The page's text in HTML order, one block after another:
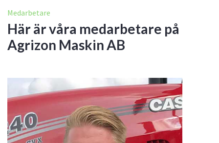
Medarbetare
Här är våra medarbetare på
Agrizon Maskin AB